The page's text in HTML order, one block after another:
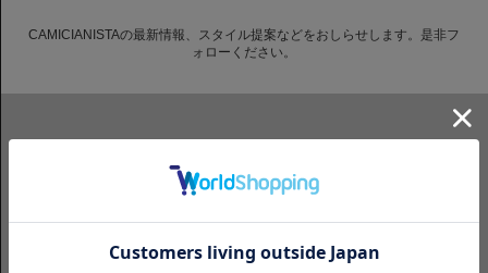
CAMICIANISTAの最新情報、スタイル提案などをおしらせします。是非フ
ォローください。
・タイトフィット
レギュラーフィット
ニットシャツ
・ニットシャツすべて
ネクタイ